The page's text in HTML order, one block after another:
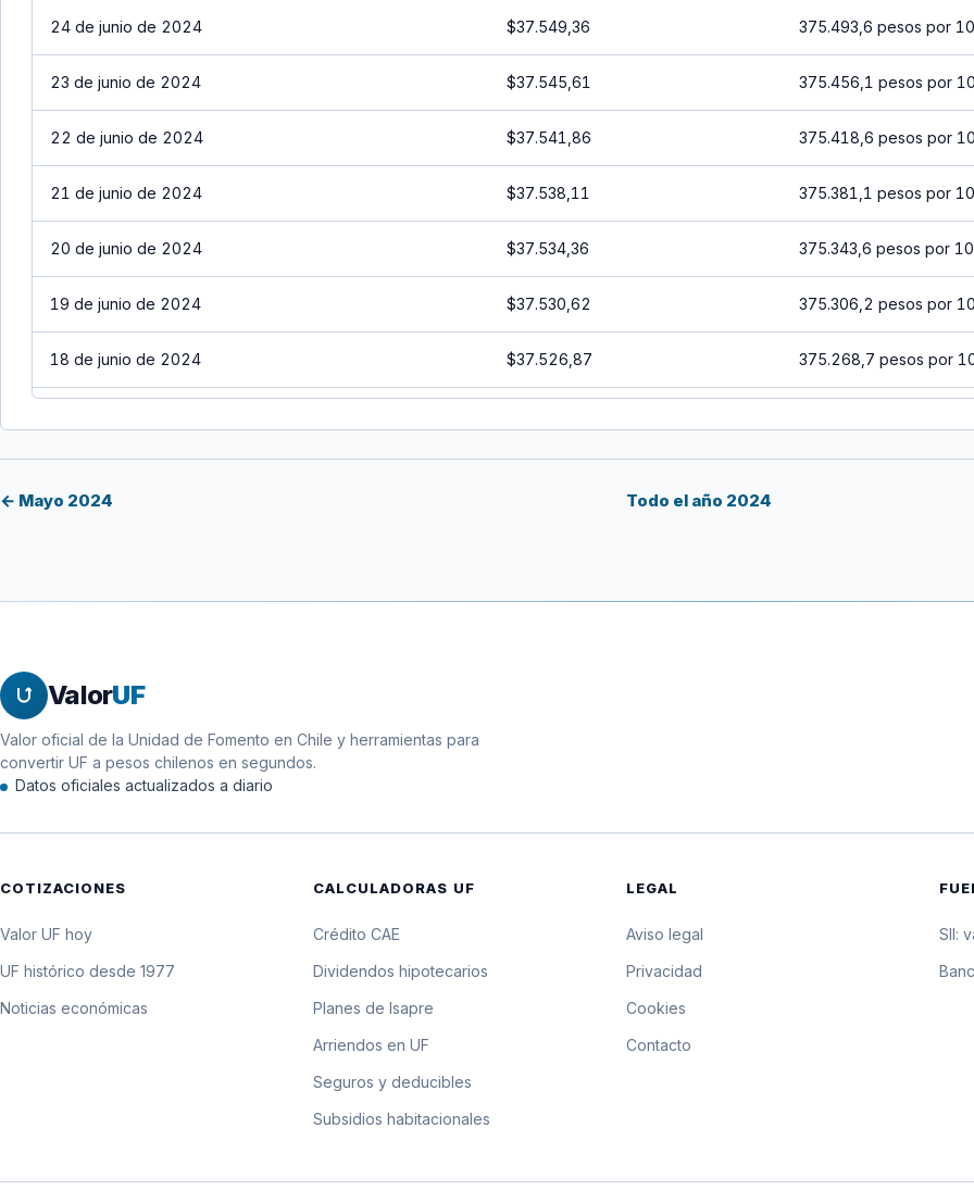
24 de junio de 2024 $37.549,36 375.493,6 pesos por
23 de junio de 2024 $37.545,61 375.456,1 pesos por
22 de junio de 2024 $37.541,86 375.418,6 pesos por
21 de junio de 2024 $37.538,11 375.381,1 pesos por
20 de junio de 2024 $37.534,36 375.343,6 pesos por
19 de junio de 2024 $37.530,62 375.306,2 pesos por
18 de junio de 2024 $37.526,87 375.268,7 pesos por
12 de junio de 2024
11 de junio de 2024
7 de junio de 2024 374.811 pesos por 10
← Mayo 2024 Todo el año 2024
ValorUF
Valor oficial de la Unidad de Fomento en Chile y herramientas para
convertir UF a pesos chilenos en segundos.
Datos oficiales actualizados a diario
COTIZACIONES
Valor UF hoy
UF histórico desde 1977
Noticias económicas
CALCULADORAS UF
Crédito CAE
Dividendos hipotecarios
Planes de Isapre
Arriendos en UF
Seguros y deducibles
Subsidios habitacionales
LEGAL
Aviso legal
Privacidad
Cookies
Contacto
SII: